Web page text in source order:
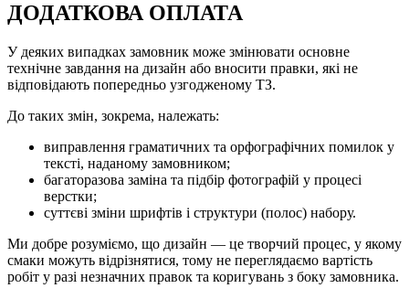
ДОДАТКОВА ОПЛАТА
У деяких випадках замовник може змінювати основне
технічне завдання на дизайн або вносити правки, які не
відповідають попередньо узгодженому ТЗ.
До таких змін, зокрема, належать:
виправлення граматичних та орфографічних помилок у
тексті, наданому замовником;
багаторазова заміна та підбір фотографій у процесі
верстки;
суттєві зміни шрифтів і структури (полос) набору.
Ми добре розуміємо, що дизайн — це творчий процес, у якому
смаки можуть відрізнятися, тому не переглядаємо вартість
робіт у разі незначних правок та коригувань з боку замовника.